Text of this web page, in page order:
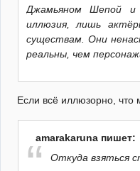
Джамьяном Шепой
иллюзия, лишь
существам. Они
реальны, чем
Если всё иллюзорно, что
amarakaruna пишет:
Откуда взяться